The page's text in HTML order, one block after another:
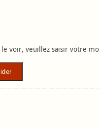
voir, veuillez saisir votre